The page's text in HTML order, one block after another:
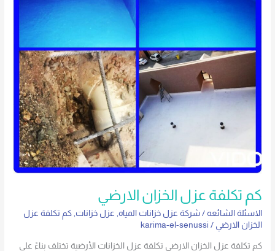
كم تكلفة عزل الخزان الارضي
الاسئلة الشائعه /شركة عزل خزانات المياه, عزل خزانات,كم تكلفة عزل
الخزان الارضي /
karima-el-senussi
كم تكلفة عزل الخزان الارضي تكلفة عزل الخزانات الأرضية تختلف بناءً على